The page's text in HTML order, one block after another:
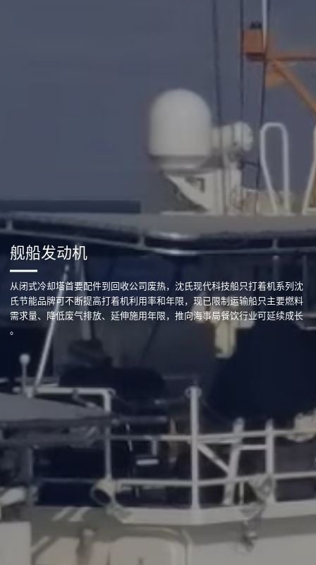
舰船发动机
从闭式冷却塔首要配件到回收公司废热，沈氏现代科技船只打着机系列沈
氏节能品牌可不断提高打着机利用率和年限，现已限制运输船只主要燃料
需求量、降低废气排放、延伸施用年限，推向海事局餐饮行业可延续成长
。